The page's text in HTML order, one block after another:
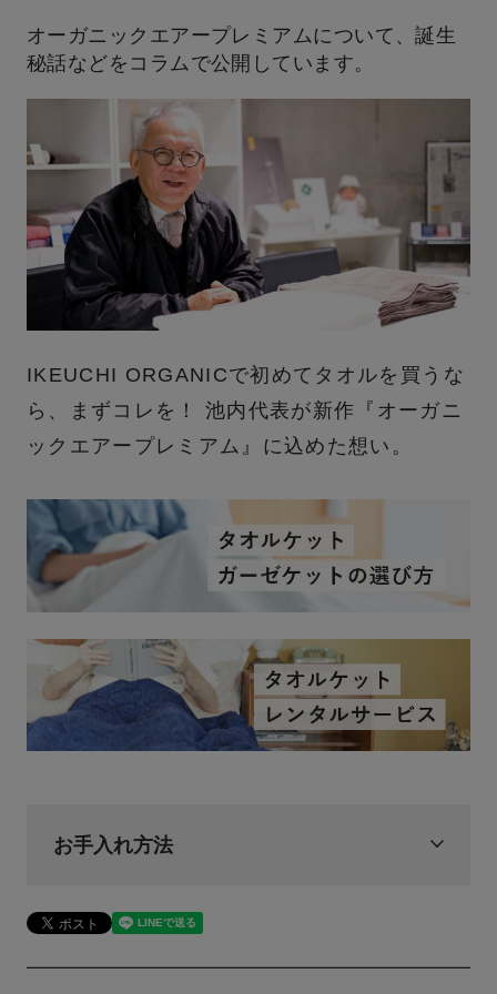
オーガニックエアープレミアムについて、誕生
秘話などをコラムで公開しています。
IKEUCHI ORGANICで初めてタオルを買うな
ら、まずコレを！ 池内代表が新作『オーガニ
ックエアープレミアム』に込めた想い。
お手入れ方法